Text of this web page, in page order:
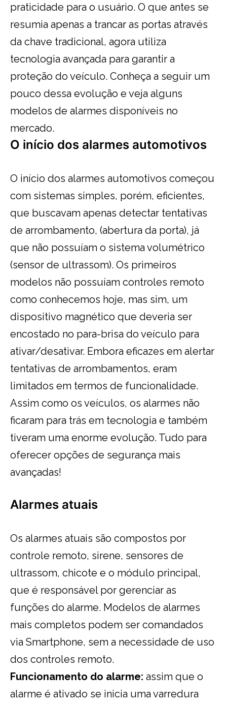
praticidade para o usuário. O que antes se
resumia apenas a trancar as portas através
da chave tradicional, agora utiliza
tecnologia avançada para garantir a
proteção do veículo. Conheça a seguir um
pouco dessa evolução e veja alguns
modelos de alarmes disponíveis no
mercado.
O início dos alarmes automotivos
O início dos alarmes automotivos começou
com sistemas simples, porém, eficientes,
que buscavam apenas detectar tentativas
de arrombamento, (abertura da porta), já
que não possuíam o sistema volumétrico
(sensor de ultrassom). Os primeiros
modelos não possuíam controles remoto
como conhecemos hoje, mas sim, um
dispositivo magnético que deveria ser
encostado no para-brisa do veículo para
ativar/desativar. Embora eficazes em alertar
tentativas de arrombamentos, eram
limitados em termos de funcionalidade.
Assim como os veículos, os alarmes não
ficaram para trás em tecnologia e também
tiveram uma enorme evolução. Tudo para
oferecer opções de segurança mais
avançadas!
Alarmes atuais
Os alarmes atuais são compostos por
controle remoto, sirene, sensores de
ultrassom, chicote e o módulo principal,
que é responsável por gerenciar as
funções do alarme. Modelos de alarmes
mais completos podem ser comandados
via Smartphone, sem a necessidade de uso
dos controles remoto.
Funcionamento do alarme: assim que o
alarme é ativado se inicia uma varredura